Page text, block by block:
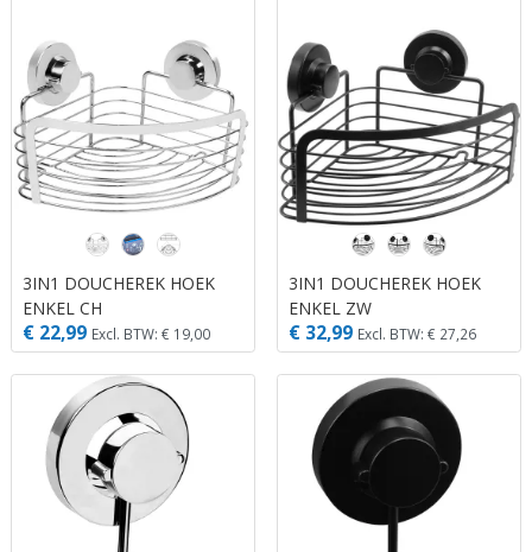
3IN1 DOUCHEREK HOEK
ENKEL CH
€ 22,99 Excl. BTW: € 19,00
3IN1 DOUCHEREK HOEK
ENKEL ZW
€ 32,99 Excl. BTW: € 27,26